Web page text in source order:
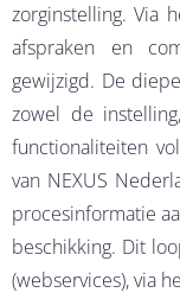
zorginstelling. Via
afspraken en
gewijzigd. De
zowel de
functionaliteiten
van NEXUS
procesinformatie
beschikking. Dit
(webservices), via